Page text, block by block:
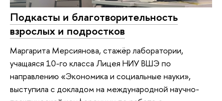
Подкасты и благотворительность
взрослых и подростков
Маргарита Мерсиянова, стажёр лаборатории,
учащаяся 10-го класса Лицея НИУ ВШЭ по
направлению «Экономика и социальные науки»,
выступила с докладом на международной научно-